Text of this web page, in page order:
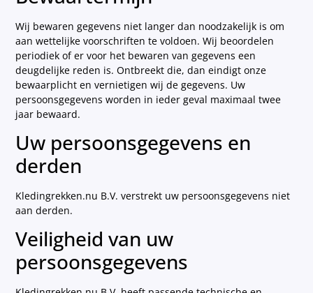
Wij bewaren gegevens niet langer dan noodzakelijk is om
aan wettelijke voorschriften te voldoen. Wij beoordelen
periodiek of er voor het bewaren van gegevens een
deugdelijke reden is. Ontbreekt die, dan eindigt onze
bewaarplicht en vernietigen wij de gegevens. Uw
persoonsgegevens worden in ieder geval maximaal twee
jaar bewaard.
Uw persoonsgegevens en
derden
Kledingrekken.nu B.V. verstrekt uw persoonsgegevens niet
aan derden.
Veiligheid van uw
persoonsgegevens